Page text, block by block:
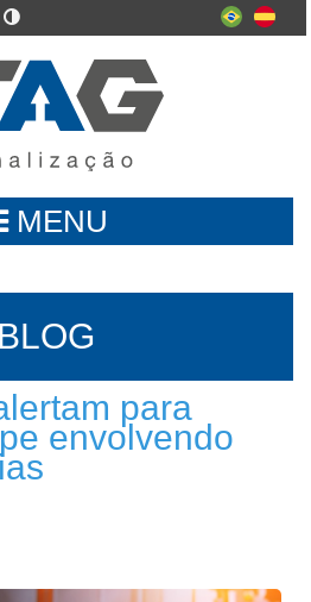
MENU
BLOG
para
envolvendo